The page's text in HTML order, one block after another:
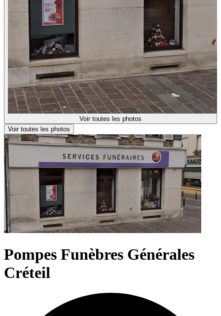
Voir toutes les photos
Voir toutes les photos
Pompes Funèbres Générales
Créteil